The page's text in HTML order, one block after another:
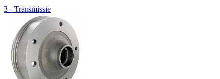
3 - Transmissie